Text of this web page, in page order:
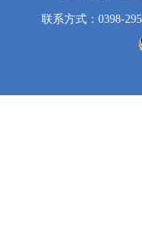
联系方式：0398-